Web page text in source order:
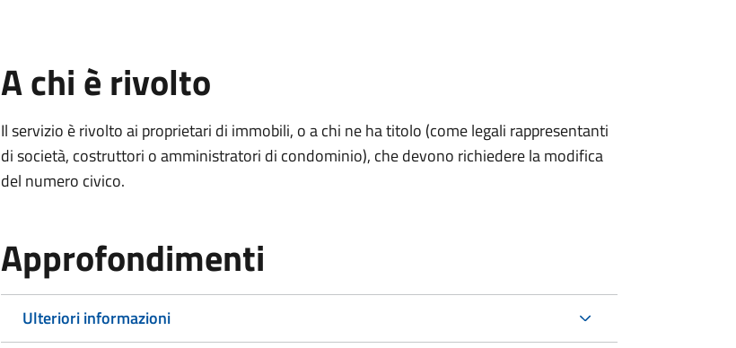
A chi è rivolto
Il servizio è rivolto ai proprietari di immobili, o a chi ne ha titolo (come legali rappresentanti
di società, costruttori o amministratori di condominio), che devono richiedere la modifica
del numero civico.
Approfondimenti
Ulteriori informazioni